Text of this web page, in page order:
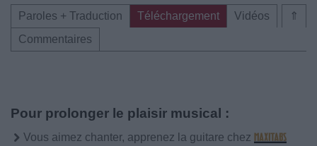
⇑
Paroles + Traduction Téléchargement
Vidéos
Commentaires
Pour prolonger le plaisir musical :
Vous aimez chanter, apprenez la guitare chez